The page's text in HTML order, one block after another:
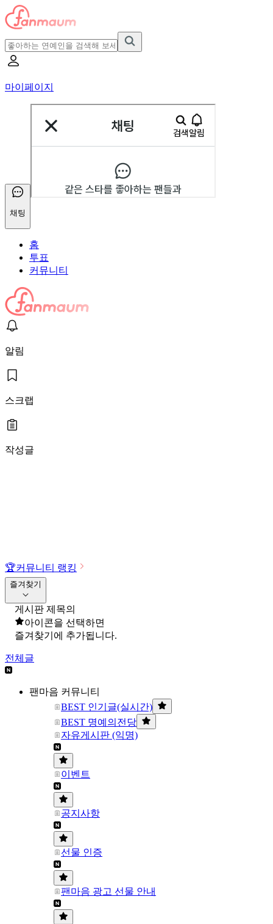
마이페이지
채팅
홈
투표
커뮤니티
알림
스크랩
작성글
🏆커뮤니티 랭킹
즐겨찾기
게시판 제목의
아이콘을 선택하면
즐겨찾기에 추가됩니다.
전체글
팬마음 커뮤니티
BEST 인기글(실시간)
BEST 명예의전당
자유게시판 (익명)
이벤트
공지사항
선물 인증
팬마음 광고 선물 안내